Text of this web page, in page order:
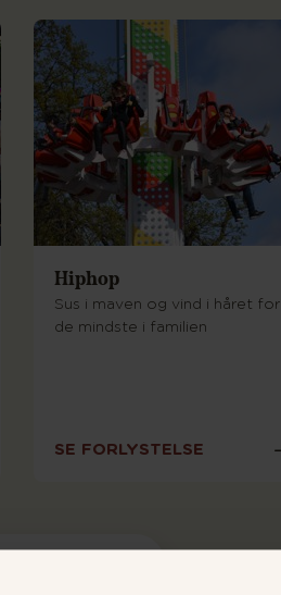
Hiphop
Sus i maven og vind i håret for
de mindste i familien
SE FORLYSTELSE